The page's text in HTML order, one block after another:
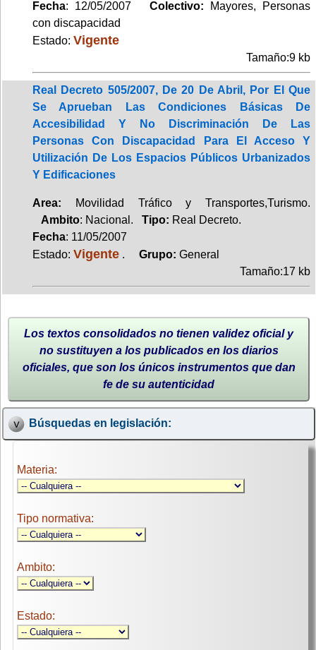
Fecha: 12/05/2007Colectivo:
Mayores, Personas
con discapacidad
Estado: Vigente
Tamaño:9 kb
Real Decreto 505/2007, De 20 De Abril, Por El Que
Se Aprueban Las Condiciones Básicas De
Accesibilidad Y No Discriminación De Las
Personas Con Discapacidad Para El Acceso Y
Utilización De Los Espacios Públicos Urbanizados
Y Edificaciones
Area: Movilidad Tráfico y Transportes,Turismo.
Ambito: Nacional. Tipo: Real Decreto.
Fecha: 11/05/2007
Estado: Vigente . Grupo: General
Tamaño:17 kb
Los textos consolidados no tienen validez oficial y
no sustituyen a los publicados en los diarios
oficiales, que son los únicos instrumentos que dan
fe de su autenticidad
Búsquedas en legislación:
Materia:
Tipo normativa:
Ambito:
Estado: